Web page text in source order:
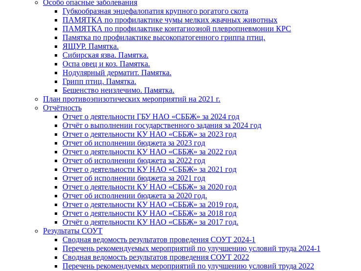
Особо опасные заболевания
Губкообразная энцефалопатия крупного рогатого скота
ПАМЯТКА по профилактике чумы мелких жвачных животных
ПАМЯТКА по профилактике контагиозной плевропневмонии КРС
Памятка по профилактике высокопатогенного гриппа птиц.
ЯЩУР. Памятка.
Сибирская язва. Памятка.
Оспа овец и коз. Памятка.
Нодулярный дерматит. Памятка.
Грипп птиц. Памятка.
Бешенство неизлечимо. Памятка.
План противоэпизотических мероприятий на 2021 г.
Отчётность
Отчет о деятельности ГБУ НАО «СББЖ» за 2024 год
Отчёт о выполнении государственного задания за 2024 год
Отчет о деятельности КУ НАО «СББЖ» за 2023 год
Отчет об исполнении бюджета за 2023 год
Отчет о деятельности КУ НАО «СББЖ» за 2022 год
Отчет об исполнении бюджета за 2022 год
Отчет о деятельности КУ НАО «СББЖ» за 2021 год
Отчет об исполнении бюджета за 2021 год
Отчет о деятельности КУ НАО «СББЖ» за 2020 год
Отчет об исполнении бюджета за 2020 год.
Отчет о деятельности КУ НАО «СББЖ» за 2019 год.
Отчет о деятельности КУ НАО «СББЖ» за 2018 год
Отчёт о деятельности КУ НАО «СББЖ» за 2017 год.
Результаты СОУТ
Сводная ведомость результатов проведения СОУТ 2024-1
Перечень рекомендуемых мероприятий по улучшению условий труда 2024-1
Сводная ведомость результатов проведения СОУТ 2022
Перечень рекомендуемых мероприятий по улучшению условий труда 2022